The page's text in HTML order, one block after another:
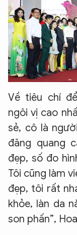
Về tiêu chí
ngôi vị cao
sẻ, cô là
đăng quang
đẹp, số đo
Tôi cũng làm
đẹp, tôi rất
khỏe, làn da
son phấn”,